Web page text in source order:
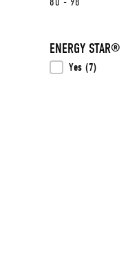
ENERGY STAR®
ENERGY STAR®
Yes (7)